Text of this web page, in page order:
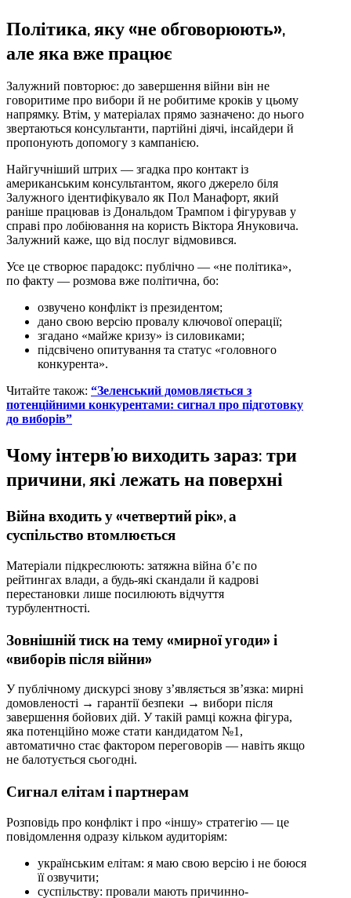
Політика, яку «не обговорюють»,
але яка вже працює
Залужний повторює: до завершення війни він не
говоритиме про вибори й не робитиме кроків у цьому
напрямку. Втім, у матеріалах прямо зазначено: до нього
звертаються консультанти, партійні діячі, інсайдери й
пропонують допомогу з кампанією.
Найгучніший штрих — згадка про контакт із
американським консультантом, якого джерело біля
Залужного ідентифікувало як Пол Манафорт, який
раніше працював із Дональдом Трампом і фігурував у
справі про лобіювання на користь Віктора Януковича.
Залужний каже, що від послуг відмовився.
Усе це створює парадокс: публічно — «не політика»,
по факту — розмова вже політична, бо:
озвучено конфлікт із президентом;
дано свою версію провалу ключової операції;
згадано «майже кризу» із силовиками;
підсвічено опитування та статус «головного
конкурента».
Читайте також: “Зеленський домовляється з
потенційними конкурентами: сигнал про підготовку
до виборів”
Чому інтерв’ю виходить зараз: три
причини, які лежать на поверхні
Війна входить у «четвертий рік», а
суспільство втомлюється
Матеріали підкреслюють: затяжна війна б’є по
рейтингах влади, а будь-які скандали й кадрові
перестановки лише посилюють відчуття
турбулентності.
Зовнішній тиск на тему «мирної угоди» і
«виборів після війни»
У публічному дискурсі знову з’являється зв’язка: мирні
домовленості → гарантії безпеки → вибори після
завершення бойових дій. У такій рамці кожна фігура,
яка потенційно може стати кандидатом №1,
автоматично стає фактором переговорів — навіть якщо
не балотується сьогодні.
Сигнал елітам і партнерам
Розповідь про конфлікт і про «іншу» стратегію — це
повідомлення одразу кільком аудиторіям:
українським елітам: я маю свою версію і не боюся
її озвучити;
суспільству: провали мають причинно-